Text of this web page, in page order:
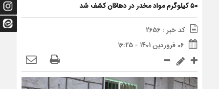
۵۰ کیلوگرم مواد مخدر در دهاقان کشف شد
کد خبر : 2656
06 فروردین 1401 - 16:25